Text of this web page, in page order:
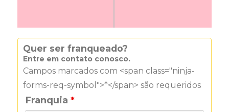
Quer ser franqueado?
Entre em contato conosco.
Campos marcados com <span class="ninja-
forms-req-symbol">*</span> são requeridos
Franquia*